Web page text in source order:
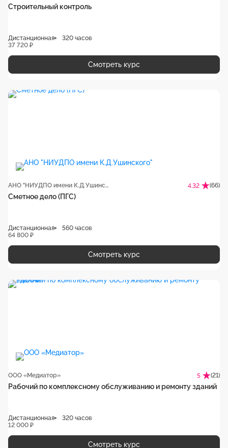
Строительный контроль
Дистанционная
320 часов
37 720 ₽
Смотреть курс
АНО "НИУДПО имени К.Д.Ушинского" 4.32 (66)
Сметное дело (ПГС)
Дистанционная
560 часов
64 800 ₽
Смотреть курс
ООО «Медиатор» 5 (21)
Рабочий по комплексному обслуживанию и ремонту зданий
Дистанционная
320 часов
12 000 ₽
Смотреть курс